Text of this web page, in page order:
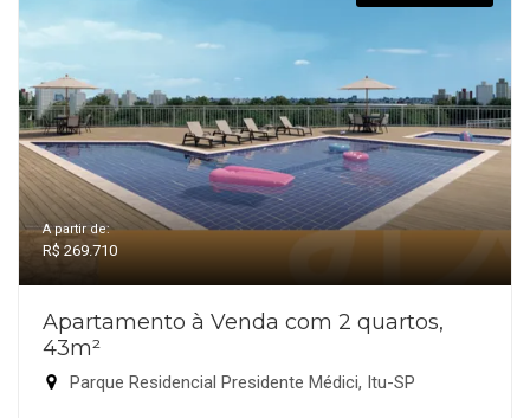
A partir de:
R$ 269.710
Apartamento à Venda com 2 quartos,
43m²
Parque Residencial Presidente Médici, Itu-SP